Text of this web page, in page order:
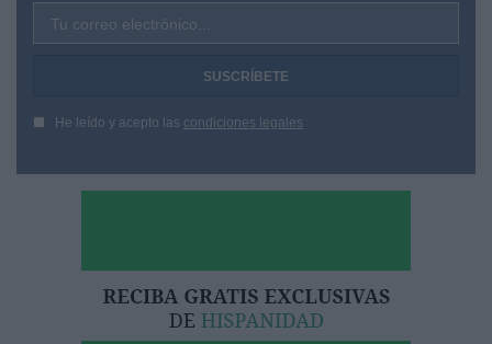
Tu correo electrónico...
He leído y acepto las condiciones legales